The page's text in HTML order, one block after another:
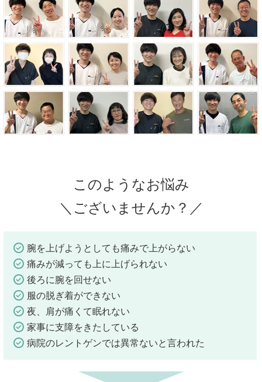
このようなお悩み
＼ございませんか？／
腕を上げようとしても痛みで上がらない
痛みが減っても上に上げられない
後ろに腕を回せない
服の脱ぎ着ができない
夜、肩が痛くて眠れない
家事に支障をきたしている
病院のレントゲンでは異常ないと言われた